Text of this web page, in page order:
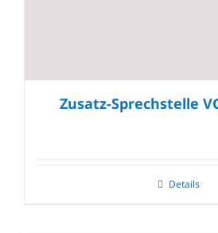
Zusatz-Sprechstelle
Details